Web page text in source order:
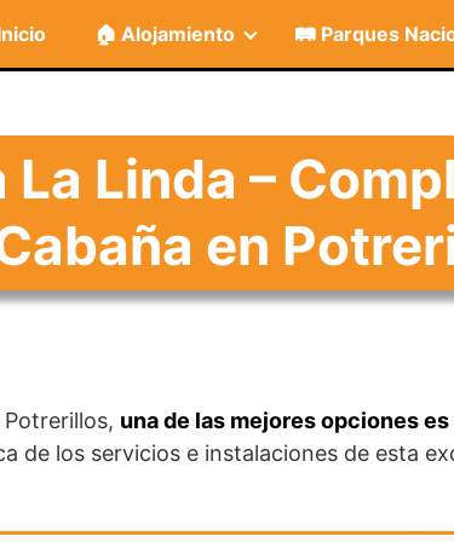
🏠 Alojamiento 🛤️ Parques
La Linda –
en
una de las mejores opciones es
de los servicios e instalaciones de esta